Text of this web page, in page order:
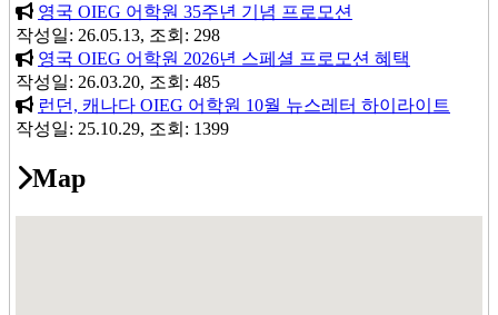
of Studies (CAS). If you fail to obtain the visa, you will receive a
refund of the total amount except for a minimum ￡100
administration fee only after we receive written documentation
from the consulate of your visa denial. Please note that there will
be a charge of one week's accommodation fees for any
cancellation or
postponement giving less than nine days notice. Specific terms
accommodation.
The company reserves the right to change details of its services,
영국 OIEG 어학원 35주년 기념 프로모션
작성일: 26.05.13, 조회: 298
영국 OIEG 어학원 2026년 스페셜 프로모션 혜택
작성일: 26.03.20, 조회: 485
런던, 캐나다 OIEG 어학원 10월 뉴스레터 하이라이트
작성일: 25.10.29, 조회: 1399
Map